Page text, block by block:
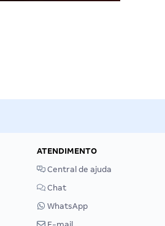
ATENDIMENTO
Central de ajuda
Chat
WhatsApp